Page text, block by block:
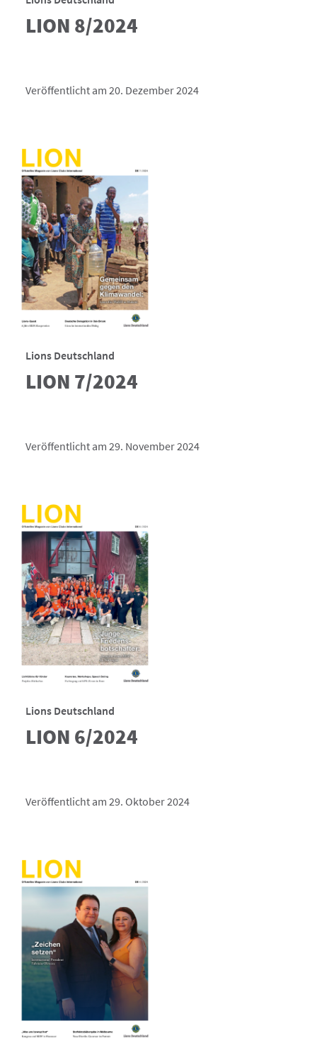
LION 8/2024
Veröffentlicht am 20. Dezember 2024
Lions Deutschland
LION 7/2024
Veröffentlicht am 29. November 2024
Lions Deutschland
LION 6/2024
Veröffentlicht am 29. Oktober 2024